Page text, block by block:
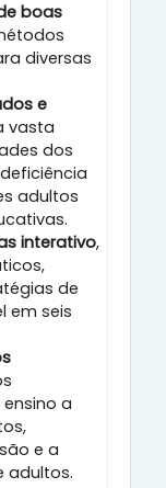
boas
diversas
e
vasta
dos
adultos
interativo,
de
em seis
a
e a
adultos.